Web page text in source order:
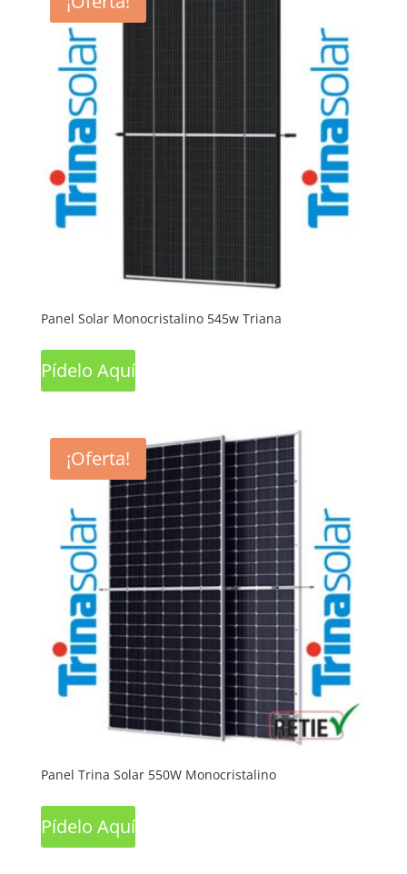
Panel Solar Monocristalino 545w Triana
Pídelo Aquí
¡Oferta!
Panel Trina Solar 550W Monocristalino
Pídelo Aquí